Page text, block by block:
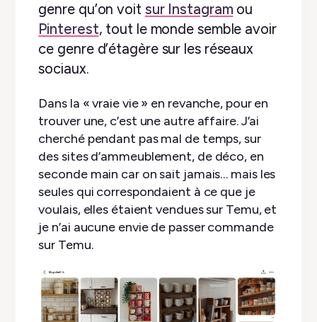
genre qu’on voit sur Instagram ou
Pinterest, tout le monde semble avoir
ce genre d’étagère sur les réseaux
sociaux.
Dans la « vraie vie » en revanche, pour en
trouver une, c’est une autre affaire. J’ai
cherché pendant pas mal de temps, sur
des sites d’ammeublement, de déco, en
seconde main car on sait jamais… mais les
seules qui correspondaient à ce que je
voulais, elles étaient vendues sur Temu, et
je n’ai aucune envie de passer commande
sur Temu.